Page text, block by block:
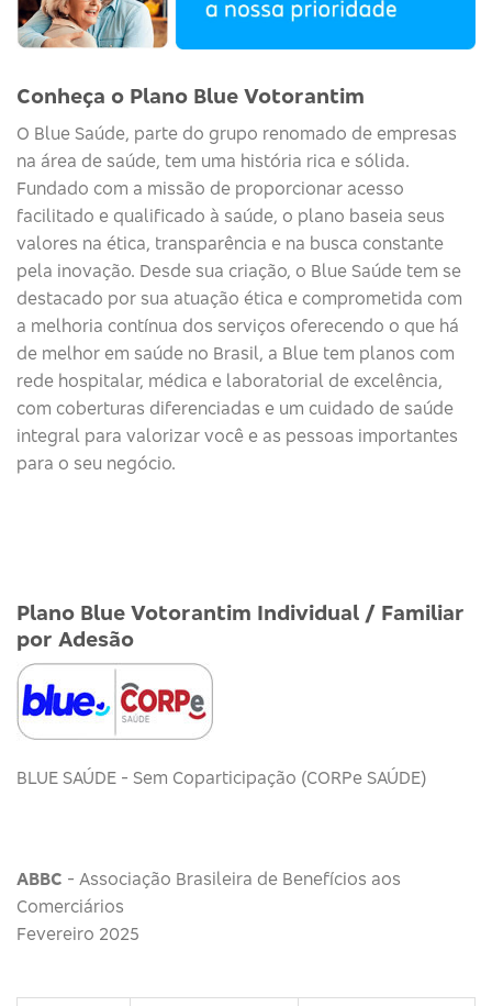
Conheça o Plano Blue Votorantim
O Blue Saúde, parte do grupo renomado de empresas
na área de saúde, tem uma história rica e sólida.
Fundado com a missão de proporcionar acesso
facilitado e qualificado à saúde, o plano baseia seus
valores na ética, transparência e na busca constante
pela inovação. Desde sua criação, o Blue Saúde tem se
destacado por sua atuação ética e comprometida com
a melhoria contínua dos serviços oferecendo o que há
de melhor em saúde no Brasil, a Blue tem planos com
rede hospitalar, médica e laboratorial de excelência,
com coberturas diferenciadas e um cuidado de saúde
integral para valorizar você e as pessoas importantes
para o seu negócio.
Plano Blue Votorantim Individual / Familiar
por Adesão
BLUE SAÚDE - Sem Coparticipação (CORPe SAÚDE)
ABBC - Associação Brasileira de Benefícios aos
Comerciários
Fevereiro 2025